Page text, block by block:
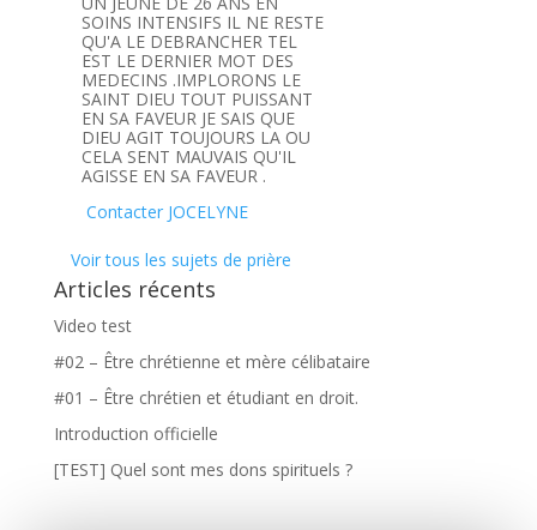
SOINS INTENSIFS IL NE RESTE
QU'A LE DEBRANCHER TEL
EST LE DERNIER MOT DES
MEDECINS .IMPLORONS LE
SAINT DIEU TOUT PUISSANT
EN SA FAVEUR JE SAIS QUE
DIEU AGIT TOUJOURS LA OU
CELA SENT MAUVAIS QU'IL
AGISSE EN SA FAVEUR .
Contacter JOCELYNE
Voir tous les sujets de prière
Articles récents
Video test
#02 – Être chrétienne et mère célibataire
#01 – Être chrétien et étudiant en droit.
Introduction officielle
[TEST] Quel sont mes dons spirituels ?